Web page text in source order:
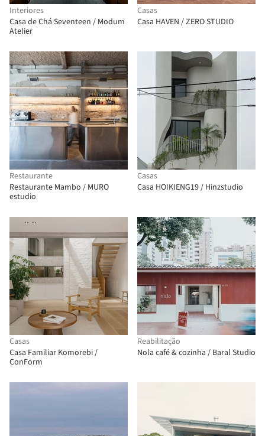
Interiores
Casa de Chá Seventeen / Modum
Atelier
Casas
Casa HAVEN / ZERO STUDIO
Restaurante
Restaurante Mambo / MURO
estudio
Casas
Casa HOIKIENG19 / Hinzstudio
Casas
Casa Familiar Komorebi /
ConForm
Reabilitação
Nola café & cozinha / Baral Studio